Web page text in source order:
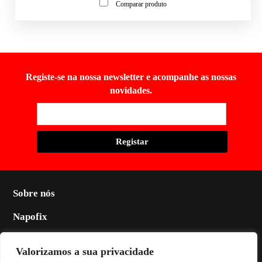
Valorizamos a sua privacidade
Comparar produto
Registe-se na nossa newsletter e acompanhe as nossas
novidades.
Sobre nós
Napofix